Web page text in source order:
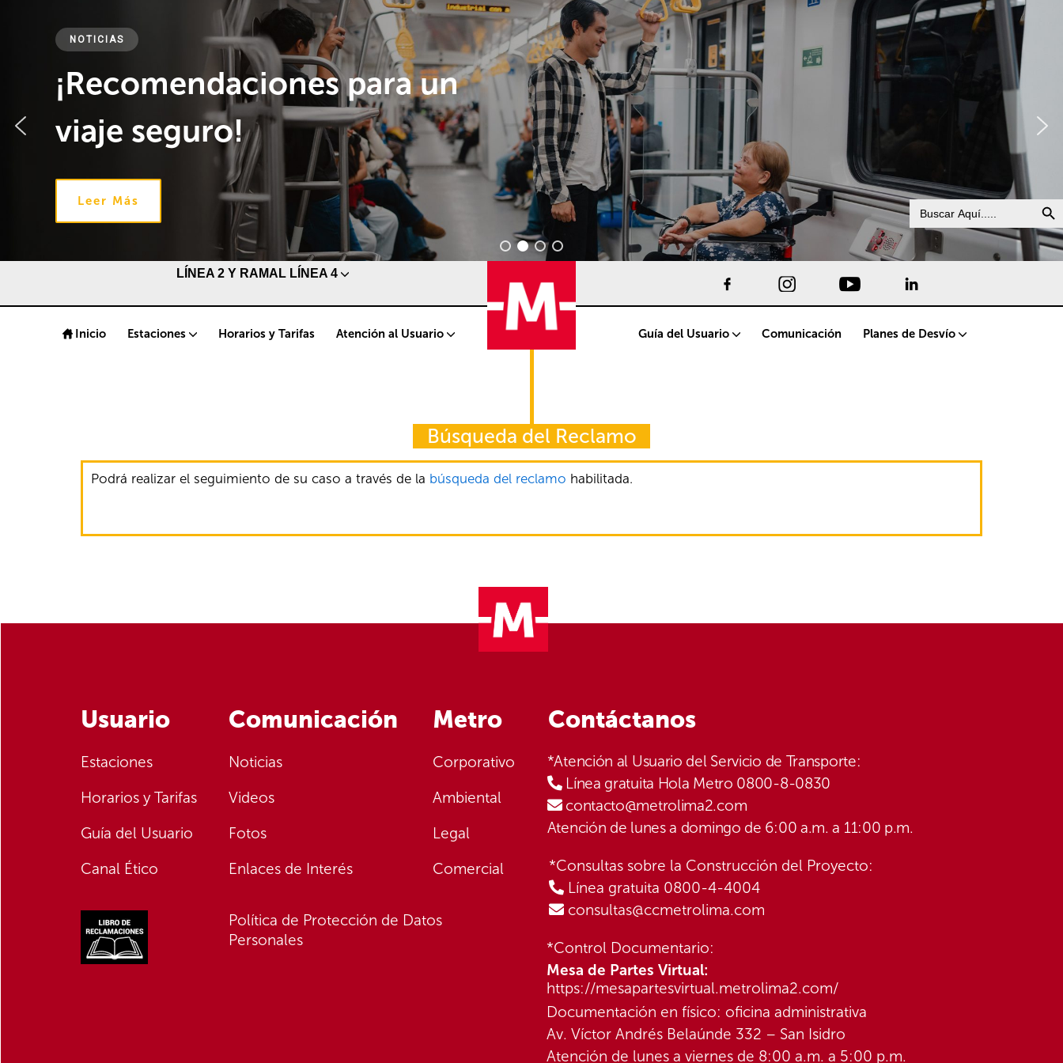
NOTICIAS
¡Recomendaciones para un
viaje seguro!
Leer Más
Search
for:
Search
LÍNEA 2 Y RAMAL LÍNEA 4
Inicio Estaciones Horarios y Tarifas Atención al Usuario Guía del Usuario Comunicación Planes de Desvío
Búsqueda del Reclamo
Podrá realizar el seguimiento de su caso a través de la búsqueda del reclamo habilitada.
Usuario
Estaciones
Horarios y Tarifas
Guía del Usuario
Canal Ético
Comunicación
Noticias
Videos
Fotos
Enlaces de Interés
Política de Protección de Datos
Personales
Metro
Corporativo
Ambiental
Legal
Comercial
Contáctanos
*Atención al Usuario del Servicio de Transporte:
Línea gratuita Hola Metro 0800-8-0830
contacto@metrolima2.com
Atención de lunes a domingo de 6:00 a.m. a 11:00 p.m.
*Consultas sobre la Construcción del Proyecto:
Línea gratuita 0800-4-4004
consultas@ccmetrolima.com
*Control Documentario:
Mesa de Partes Virtual:
https://mesapartesvirtual.metrolima2.com/
Documentación en físico: oficina administrativa
Av. Víctor Andrés Belaúnde 332 – San Isidro
Atención de lunes a viernes de 8:00 a.m. a 5:00 p.m.